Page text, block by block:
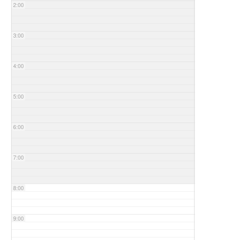
2:00
3:00
4:00
5:00
6:00
7:00
8:00
9:00